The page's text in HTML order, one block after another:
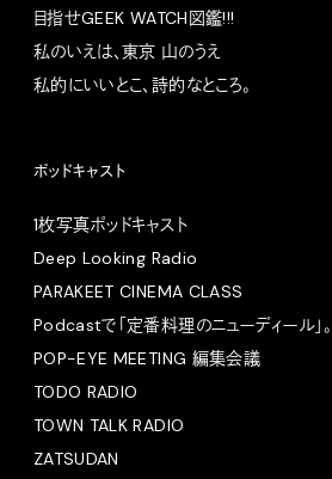
目指せGEEK WATCH図鑑!!!
私のいえは、東京 山のうえ
私的にいいとこ、詩的なところ。
ポッドキャスト
1枚写真ポッドキャスト
Deep Looking Radio
PARAKEET CINEMA CLASS
Podcastで「定番料理のニューディール」。
POP-EYE MEETING 編集会議
TODO RADIO
TOWN TALK RADIO
ZATSUDAN